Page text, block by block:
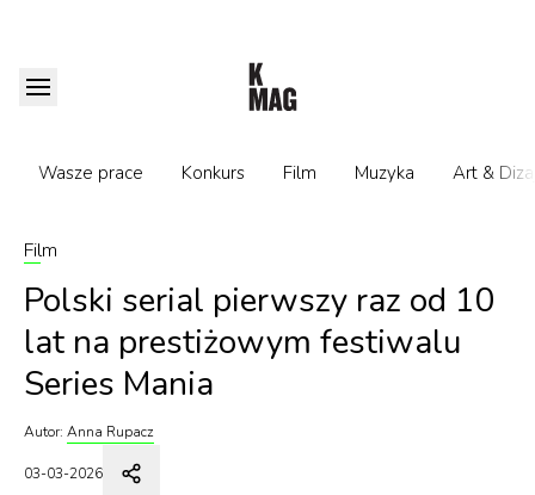
Wasze prace Konkurs Film Muzyka Art &
Film
Polski serial pierwszy raz od 10
lat na prestiżowym festiwalu
Series Mania
Autor: Anna Rupacz
03-03-2026